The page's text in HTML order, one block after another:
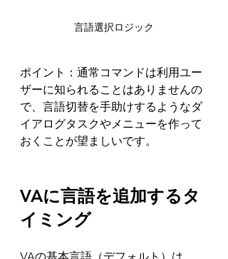
言語選択ロジック
ポイント：通常コマンドは利用ユー
ザーに知られることはありませんの
で、言語切替を手助けするようなダ
イアログタスクやメニューを作って
おくことが望ましいです。
VAに言語を追加するタ
イミング